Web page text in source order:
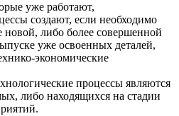
уже работают,
создают, если необходимо
новой, либо более совершенной
уже освоенных деталей,
экономические
процессы являются
либо находящихся на стадии